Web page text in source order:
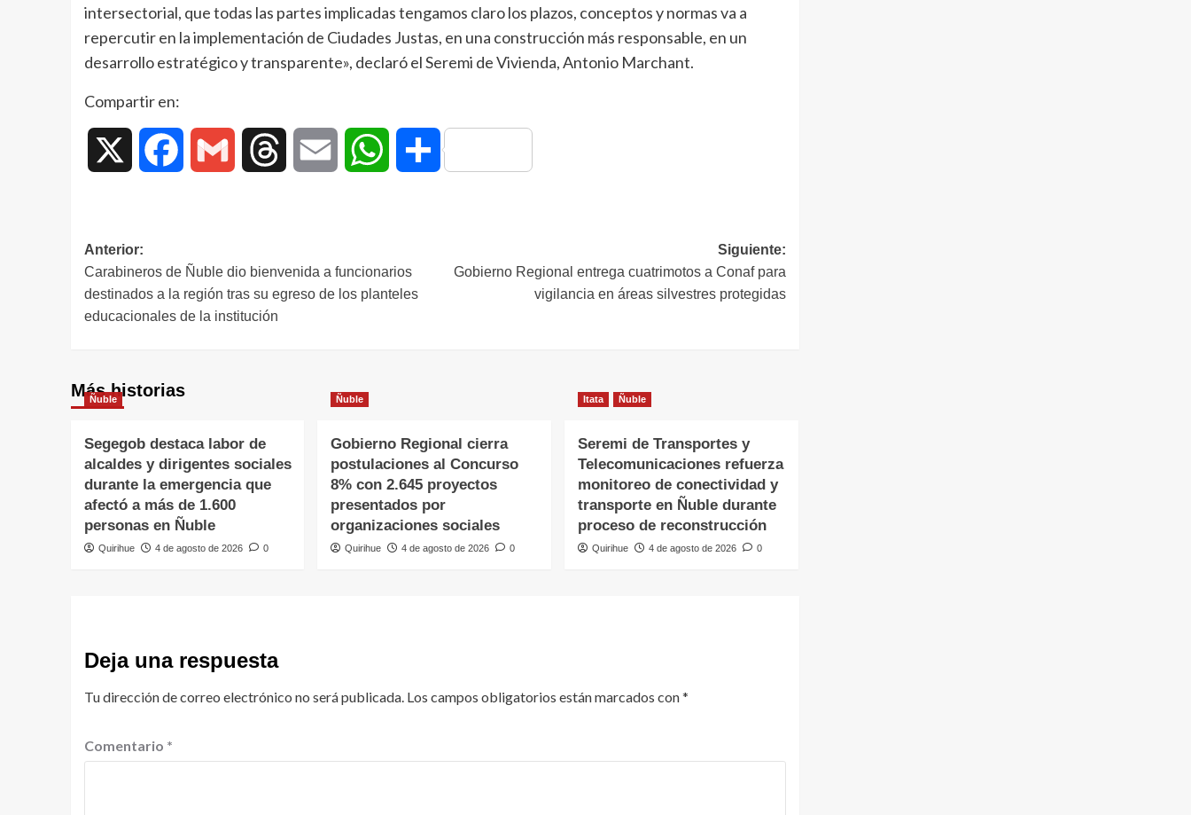
intersectorial, que todas las partes implicadas tengamos claro los plazos, conceptos y normas va a
repercutir en la implementación de Ciudades Justas, en una construcción más responsable, en un
desarrollo estratégico y transparente», declaró el Seremi de Vivienda, Antonio Marchant.
Compartir en:
Facebook Gmail Threads Email WhatsAppCompartir
Anterior:
Carabineros de Ñuble dio bienvenida a funcionarios
destinados a la región tras su egreso de los planteles
educacionales de la institución
Siguiente:
Gobierno Regional entrega cuatrimotos a Conaf para
vigilancia en áreas silvestres protegidas
Más historias
Ñuble
Segegob destaca labor de
alcaldes y dirigentes sociales
durante la emergencia que
afectó a más de 1.600
personas en Ñuble
Quirihue 4 de agosto de 2026 0
Ñuble
Gobierno Regional cierra
postulaciones al Concurso
8% con 2.645 proyectos
presentados por
organizaciones sociales
Quirihue 4 de agosto de 2026 0
Itata Ñuble
Seremi de Transportes y
Telecomunicaciones refuerza
monitoreo de conectividad y
transporte en Ñuble durante
proceso de reconstrucción
Quirihue 4 de agosto de 2026 0
Deja una respuesta
Tu dirección de correo electrónico no será publicada. Los campos obligatorios están marcados con*
Comentario *